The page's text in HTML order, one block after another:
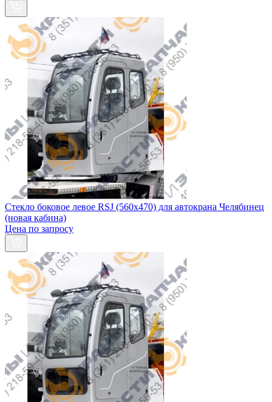
Стекло боковое левое RSJ (560х470) для автокрана Челябинец
(новая кабина)
Цена по запросу